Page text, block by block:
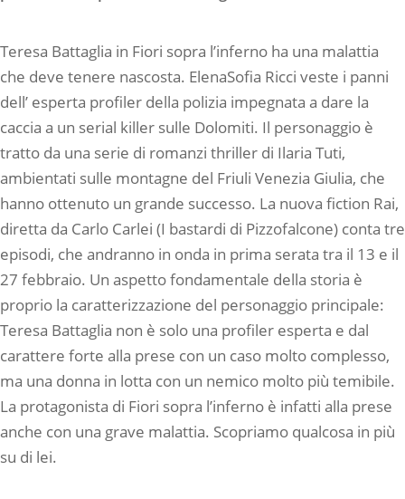
Teresa Battaglia in Fiori sopra l’inferno ha una malattia
che deve tenere nascosta. ElenaSofia Ricci veste i panni
dell’ esperta profiler della polizia impegnata a dare la
caccia a un serial killer sulle Dolomiti. Il personaggio è
tratto da una serie di romanzi thriller di Ilaria Tuti,
ambientati sulle montagne del Friuli Venezia Giulia, che
hanno ottenuto un grande successo. La nuova fiction Rai,
diretta da Carlo Carlei (I bastardi di Pizzofalcone) conta tre
episodi, che andranno in onda in prima serata tra il 13 e il
27 febbraio. Un aspetto fondamentale della storia è
proprio la caratterizzazione del personaggio principale:
Teresa Battaglia non è solo una profiler esperta e dal
carattere forte alla prese con un caso molto complesso,
ma una donna in lotta con un nemico molto più temibile.
La protagonista di Fiori sopra l’inferno è infatti alla prese
anche con una grave malattia. Scopriamo qualcosa in più
su di lei.